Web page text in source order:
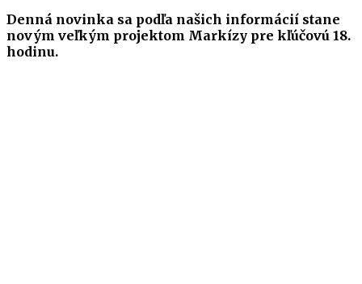
Denná novinka sa podľa našich informácií stane
novým veľkým projektom Markízy pre kľúčovú 18.
hodinu.